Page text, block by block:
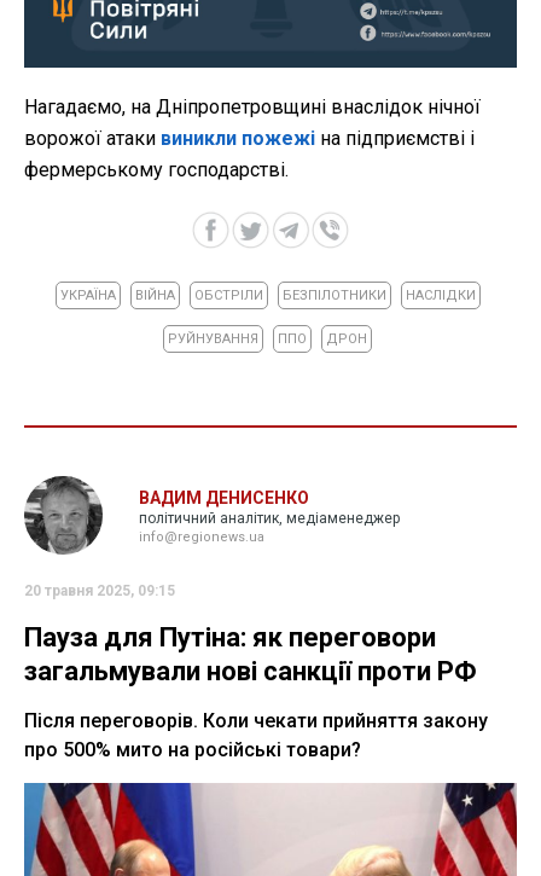
Нагадаємо, на Дніпропетровщині внаслідок нічної
ворожої атаки виникли пожежі на підприємстві і
фермерському господарстві.
УКРАЇНА ВІЙНА ОБСТРІЛИ БЕЗПІЛОТНИКИ НАСЛІДКИ
РУЙНУВАННЯ ППО ДРОН
ВАДИМ ДЕНИСЕНКО
політичний аналітик, медіаменеджер
info@regionews.ua
20 травня 2025, 09:15
Пауза для Путіна: як переговори
загальмували нові санкції проти РФ
Після переговорів. Коли чекати прийняття закону
про 500% мито на російські товари?